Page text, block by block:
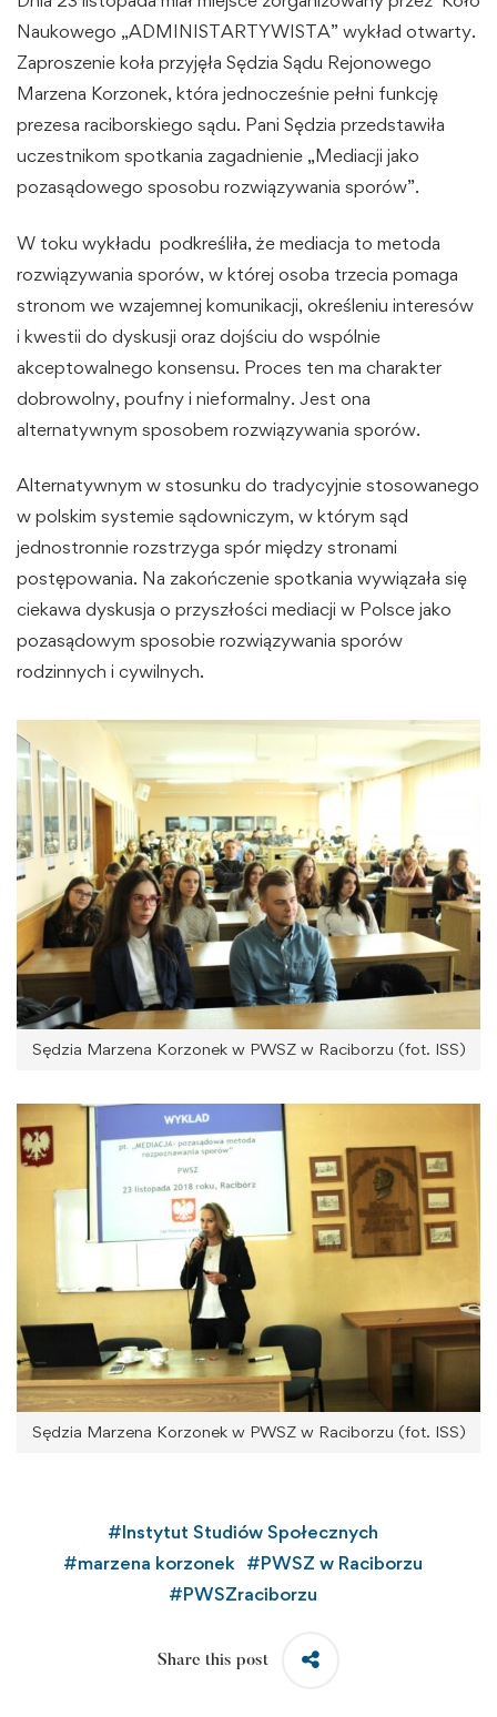
Naukowego „ADMINISTARTYWISTA” wykład otwarty.
Zaproszenie koła przyjęła Sędzia Sądu Rejonowego
Marzena Korzonek, która jednocześnie pełni funkcję
prezesa raciborskiego sądu. Pani Sędzia przedstawiła
uczestnikom spotkania zagadnienie „Mediacji jako
pozasądowego sposobu rozwiązywania sporów”.
W toku wykładu podkreśliła, że mediacja to metoda
rozwiązywania sporów, w której osoba trzecia pomaga
stronom we wzajemnej komunikacji, określeniu interesów
i kwestii do dyskusji oraz dojściu do wspólnie
akceptowalnego konsensu. Proces ten ma charakter
dobrowolny, poufny i nieformalny. Jest ona
alternatywnym sposobem rozwiązywania sporów.
Alternatywnym w stosunku do tradycyjnie stosowanego
w polskim systemie sądowniczym, w którym sąd
jednostronnie rozstrzyga spór między stronami
postępowania. Na zakończenie spotkania wywiązała się
ciekawa dyskusja o przyszłości mediacji w Polsce jako
pozasądowym sposobie rozwiązywania sporów
rodzinnych i cywilnych.
Sędzia Marzena Korzonek w PWSZ w Raciborzu (fot. ISS)
Sędzia Marzena Korzonek w PWSZ w Raciborzu (fot. ISS)
#Instytut Studiów Społecznych
#marzena korzonek #PWSZ w Raciborzu
#PWSZraciborzu
Share this post